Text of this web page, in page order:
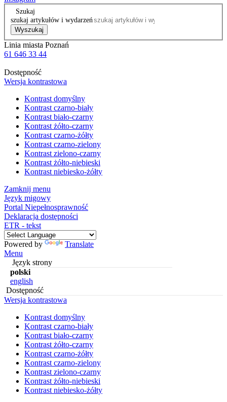
Szukaj
szukaj artykułów i wydarzeń
Wyszukaj
Linia miasta Poznań
61 646 33 44
Dostępność
Wersja kontrastowa
Kontrast domyślny
Kontrast czarno-biały
Kontrast biało-czarny
Kontrast żółto-czarny
Kontrast czarno-żółty
Kontrast czarno-zielony
Kontrast zielono-czarny
Kontrast żółto-niebieski
Kontrast niebiesko-żółty
Zamknij menu
Język migowy
Portal Niepełnosprawność
Deklaracja dostępności
ETR - tekst
Powered by
Translate
Menu
Język strony
polski
english
Dostępność
Wersja kontrastowa
Kontrast domyślny
Kontrast czarno-biały
Kontrast biało-czarny
Kontrast żółto-czarny
Kontrast czarno-żółty
Kontrast czarno-zielony
Kontrast zielono-czarny
Kontrast żółto-niebieski
Kontrast niebiesko-żółty